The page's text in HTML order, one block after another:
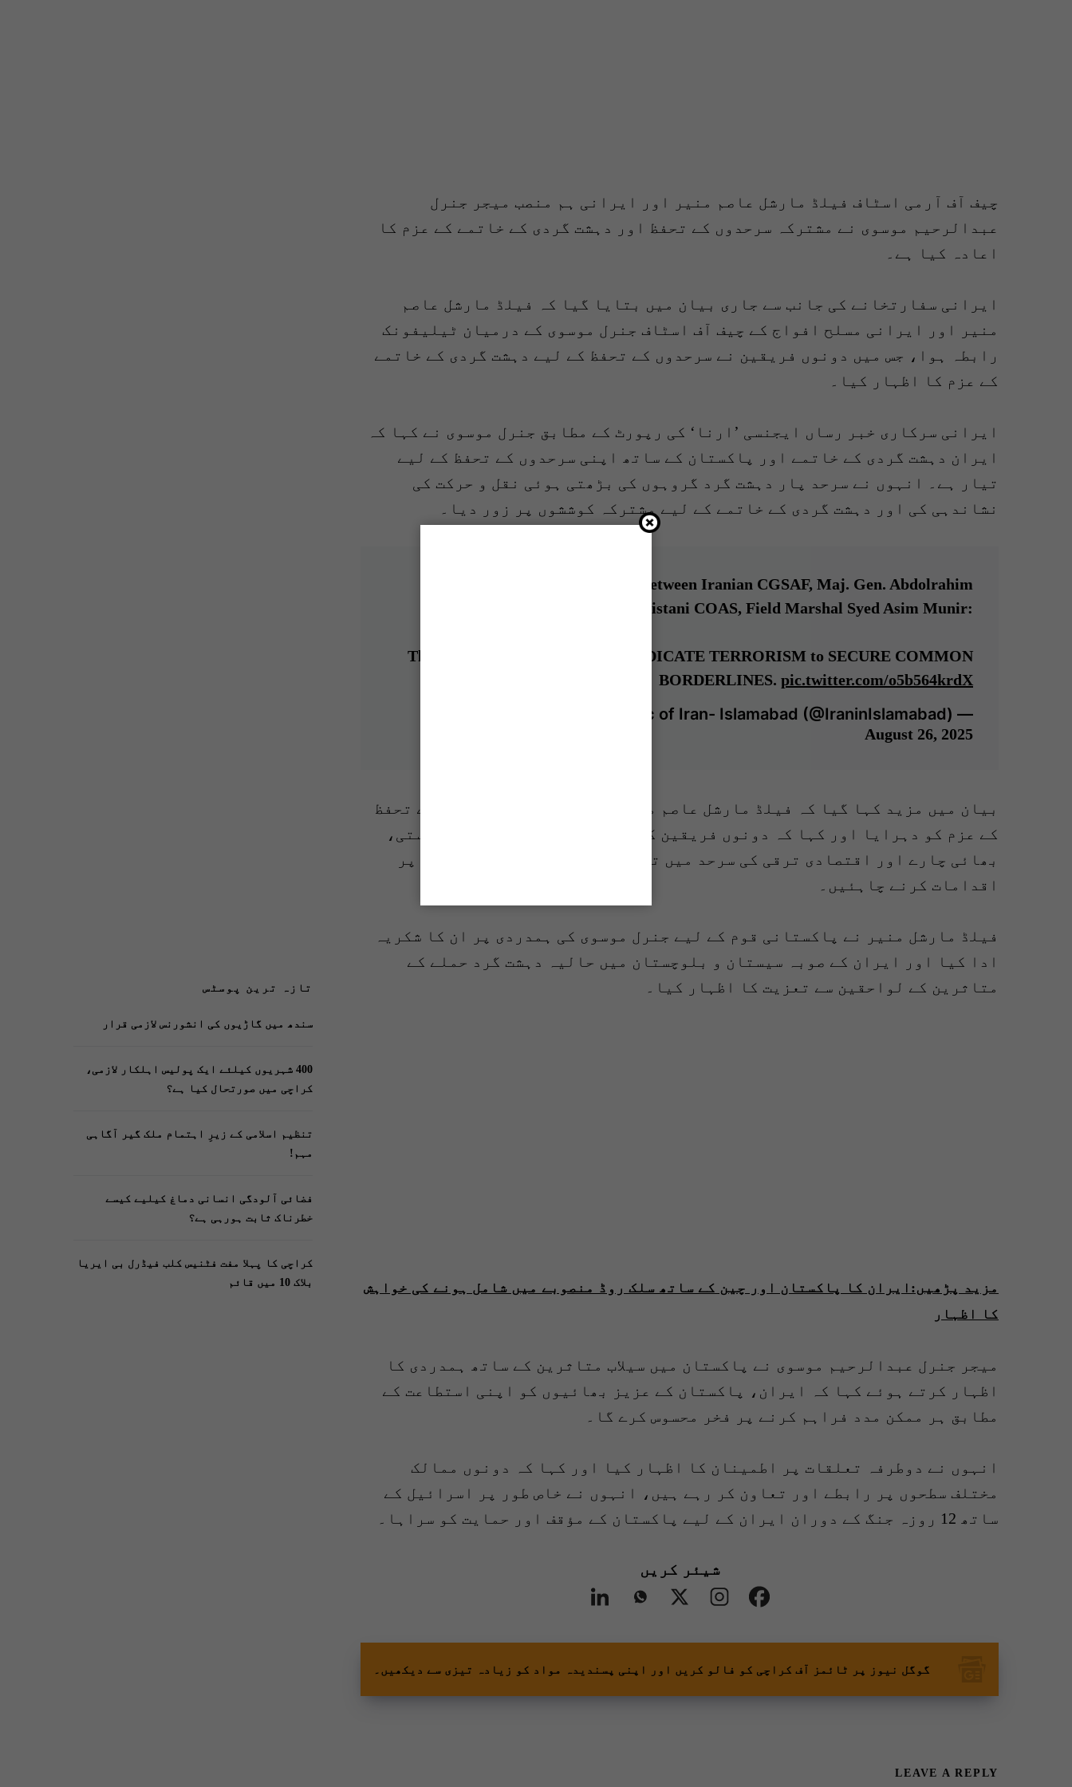
چیف آف آرمی اسٹاف فیلڈ مارشل عاصم منیر اور ایرانی ہم منصب میجر جنرل
عبدالرحیم موسوی نے مشترکہ سرحدوں کے تحفظ اور دہشت گردی کے خاتمے کے عزم کا
اعادہ کیا ہے۔
ایرانی سفارتخانے کی جانب سے جاری بیان میں بتایا گیا کہ فیلڈ مارشل عاصم
منیر اور ایرانی مسلح افواج کے چیف آف اسٹاف جنرل موسوی کے درمیان ٹیلیفونک
رابطہ ہوا، جس میں دونوں فریقین نے سرحدوں کے تحفظ کے لیے دہشت گردی کے خاتمے
کے عزم کا اظہار کیا۔
ایرانی سرکاری خبر رساں ایجنسی ’ارنا‘ کی رپورٹ کے مطابق جنرل موسوی نے کہا کہ
ایران دہشت گردی کے خاتمے اور پاکستان کے ساتھ اپنی سرحدوں کے تحفظ کے لیے
تیار ہے۔ انہوں نے سرحد پار دہشت گرد گروہوں کی بڑھتی ہوئی نقل و حرکت کی
نشاندہی کی اور دہشت گردی کے خاتمے کے لیے مشترکہ کوششوں پر زور دیا۔
In a Telephone Conversation between Iranian CGSAF, Maj. Gen. Abdolrahim
Mousavi and Pakistani COAS, Field Marshal Syed Asim Munir:
The Two Sides are READY to ERADICATE TERRORISM to SECURE COMMON
BORDERLINES. pic.twitter.com/o5b564krdX
— Embassy of Islamic Republic of Iran- Islamabad (@IraninIslamabad)
August 26, 2025
بیان میں مزید کہا گیا کہ فیلڈ مارشل عاصم منیر نے بھی مشترکہ سرحدوں کے تحفظ
کے عزم کو دہرایا اور کہا کہ دونوں فریقین کو پاکستان-ایران سرحد کو دوستی،
بھائی چارے اور اقتصادی ترقی کی سرحد میں تبدیل کرنے کے لیے مشترکہ طور پر
اقدامات کرنے چاہئیں۔
فیلڈ مارشل منیر نے پاکستانی قوم کے لیے جنرل موسوی کی ہمدردی پر ان کا شکریہ
ادا کیا اور ایران کے صوبہ سیستان و بلوچستان میں حالیہ دہشت گرد حملے کے
متاثرین کے لواحقین سے تعزیت کا اظہار کیا۔
مزید پڑھیں:ایران کا پاکستان اور چین کے ساتھ سلک روڈ منصوبے میں شامل ہونے کی خواہش
کا اظہار
میجر جنرل عبدالرحیم موسوی نے پاکستان میں سیلاب متاثرین کے ساتھ ہمدردی کا
اظہار کرتے ہوئے کہا کہ ایران، پاکستان کے عزیز بھائیوں کو اپنی استطاعت کے
مطابق ہر ممکن مدد فراہم کرنے پر فخر محسوس کرے گا۔
انہوں نے دوطرفہ تعلقات پر اطمینان کا اظہار کیا اور کہا کہ دونوں ممالک
مختلف سطحوں پر رابطے اور تعاون کر رہے ہیں، انہوں نے خاص طور پر اسرائیل کے
ساتھ 12 روزہ جنگ کے دوران ایران کے لیے پاکستان کے مؤقف اور حمایت کو سراہا۔
شیئر کریں
گوگل نیوز پر ٹائمز آف کراچی کو فالو کریں اور اپنی پسندیدہ مواد کو زیادہ تیزی سے دیکھیں۔
LEAVE A REPLY
تازہ ترین پوسٹس
سندھ میں گاڑیوں کی انشورنس لازمی قرار
400 شہریوں کیلئے ایک پولیس اہلکار لازمی،
کراچی میں صورتحال کیا ہے؟
تنظیم اسلامی کے زیرِ اہتمام ملک گیر آگاہی
مہم!
فضائی آلودگی انسانی دماغ کیلیے کیسے
خطرناک ثابت ہورہی ہے؟
کراچی کا پہلا مفت فٹنیس کلب فیڈرل بی ایریا
بلاک 10 میں قائم